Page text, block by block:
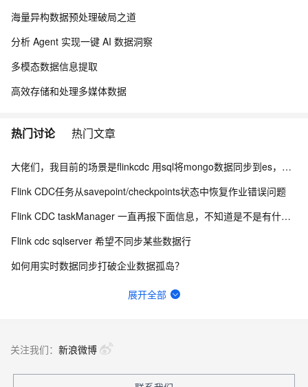
海量异构数据预处理破局之道
分析 Agent 实现一键 AI 数据洞察
多模态数据信息提取
高效存储和处理多媒体数据
热门讨论 热门文章
大佬们，我目前的场景是flinkcdc 用sql将mongo数据同步到es，有人做过这样的场景吗？
Flink CDC任务从savepoint/checkpoints状态中恢复作业错误问题
Flink CDC taskManager 一直再报下面信息，不知道是不是有什么问题？
Flink cdc sqlserver 希望不同步某些数据行
如何用实时数据同步打破企业数据孤岛？
flink cdc接入备库B，类似这种情况咋解决的呢?
展开全部
关注我们： 新浪微博